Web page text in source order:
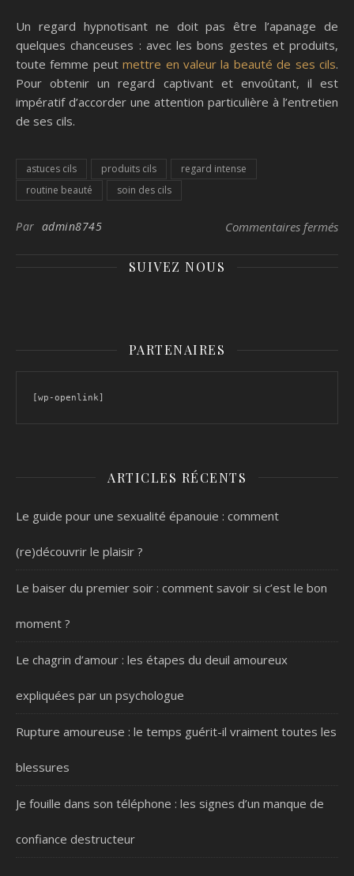
Un regard hypnotisant ne doit pas être l’apanage de
quelques chanceuses : avec les bons gestes et produits,
toute femme peutmettre en valeur la beauté de ses cils.
Pour obtenir un regard captivant et envoûtant, il est
impératif d’accorder une attention particulière à l’entretien
de ses cils.
astuces cils produits cils
regard intense
routine beauté
soin des cils
Par admin8745 Commentaires fermés
SUIVEZ NOUS
PARTENAIRES
[wp-openlink]
ARTICLES RÉCENTS
Le guide pour une sexualité épanouie : comment
(re)découvrir le plaisir ?
Le baiser du premier soir : comment savoir si c’est le bon
moment ?
Le chagrin d’amour : les étapes du deuil amoureux
expliquées par un psychologue
Rupture amoureuse : le temps guérit-il vraiment toutes les
blessures
Je fouille dans son téléphone : les signes d’un manque de
confiance destructeur